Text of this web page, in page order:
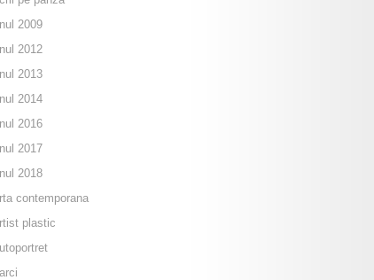
2009
2012
2013
2014
2016
2017
2018
contemporana
plastic